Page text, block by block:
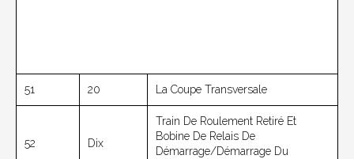
51 20 La Coupe Transversale
52 Dix
Train De Roulement Retiré Et
Bobine De Relais De
Démarrage/démarrage Du